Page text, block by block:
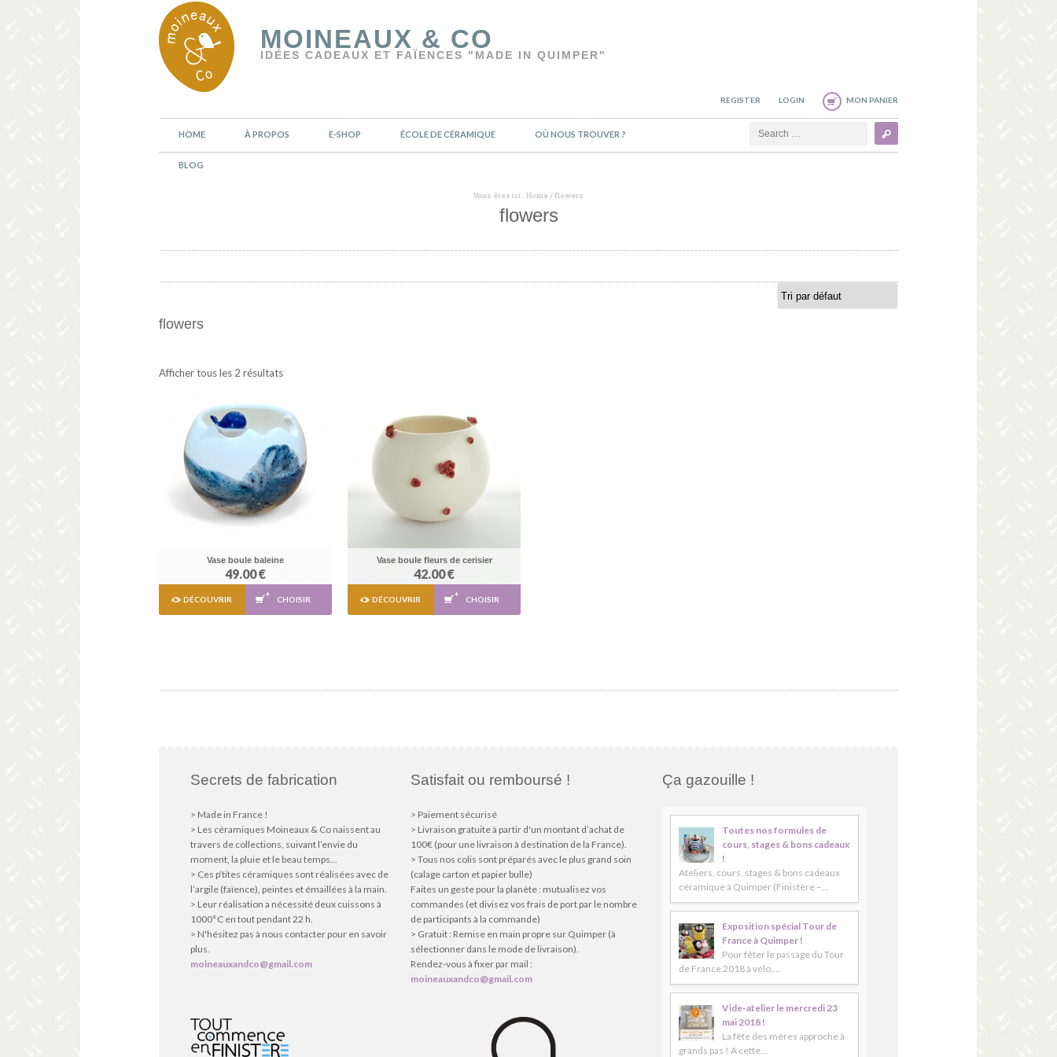
MOINEAUX & CO
IDÉES CADEAUX ET FAÏENCES "MADE IN QUIMPER"
REGISTER LOGIN MON PANIER
HOME À PROPOS E-SHOP ÉCOLE DE CÉRAMIQUE OÙ NOUS TROUVER ?
BLOG
Vous êtes ici : Home /flowers
flowers
flowers
Afficher tous les 2 résultats
Vase boule baleine
49.00 €
DÉCOUVRIR CHOISIR
Vase boule fleurs de cerisier
42.00 €
DÉCOUVRIR CHOISIR
Secrets de fabrication
> Made in France !
> Les céramiques Moineaux & Co naissent au
travers de collections, suivant l’envie du
moment, la pluie et le beau temps...
> Ces p’tites céramiques sont réalisées avec de
l’argile (faïence), peintes et émaillées à la main.
> Leur réalisation a nécessité deux cuissons à
1000°C en tout pendant 22 h.
> N'hésitez pas à nous contacter pour en savoir
plus.
moineauxandco@gmail.com
Satisfait ou remboursé !
> Paiement sécurisé
> Livraison gratuite à partir d'un montant d’achat de
100€ (pour une livraison à destination de la France).
> Tous nos colis sont préparés avec le plus grand soin
(calage carton et papier bulle)
Faites un geste pour la planète : mutualisez vos
commandes (et divisez vos frais de port par le nombre
de participants à la commande)
> Gratuit : Remise en main propre sur Quimper (à
sélectionner dans le mode de livraison).
Rendez-vous à fixer par mail :
moineauxandco@gmail.com
Ça gazouille !
Toutes nos formules de
cours, stages & bons cadeaux
!
Ateliers, cours, stages & bons cadeaux
céramique à Quimper (Finistère –…
Exposition spécial Tour de
France à Quimper !
Pour fêter le passage du Tour
de France 2018 à vélo,…
Vide-atelier le mercredi 23
mai 2018 !
La fête des mères approche à
grands pas ! A cette…